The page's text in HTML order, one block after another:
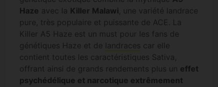
Haze avec la Killer Malawi, une variété landrace
pure, très populaire et puissante de ACE. La
Killer A5 Haze est un must pour les fans de
génétiques Haze et de landraces car elle
contient toutes les caractéristiques Sativa,
offrant ainsi de grands rendements plus un effet
psychédélique et narcotique extrêmement